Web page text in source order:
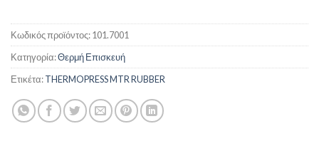
Κωδικός προϊόντος:101.7001
Κατηγορία:Θερμή Επισκευή
Ετικέτα:THERMOPRESS MTR RUBBER